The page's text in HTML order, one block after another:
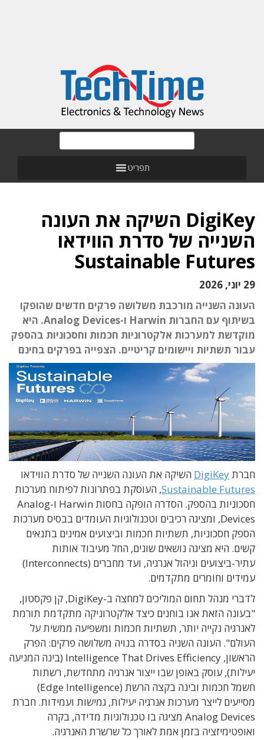
תפריט
DigiKey השיקה את העונה
השנייה של סדרת הווידאו
Sustainable Futures
29 יוני, 2026
העונה השנייה מורכבת משלושה פרקים חדשים שהופקו
בשיתוף עם החברות Harwin ו-Analog Devices. היא
מוקדשת למערכות אלקטרוניות חכמות וחסכוניות בהספק
עבור תשתיות ויישומים קריטיים. הצפייה בפרקים בחינם
חברת DigiKey השיקה את העונה השנייה של סדרת הווידאו
Sustainable Futures, העוסקת בפתרונות לפיתוח מערכות
חסכוניות בהספק. הסדרה הופקה בחסות Harwin ו-Analog
Devices, ומציגה רכיבים וטכנולוגיות העומדים בבסיס מערכות
הספק חסכוניות, תשתיות חכמות וביצועים אמינים בתנאים
קשים. היא מציגה נושאים שונים, החל מעיבוד אותות
עתיר-ביצועים וניהול אנרגיה, ועד מחברים (Interconnects)
עמידים וחומרים מתקדמים.
לדברי מנהל תחום המוליכים למחצה ב-DigiKey, קן פקסטון,
"בעונה הזאת אנו בוחנים כיצד אלקטרוניקה מתקדמת תורמת
לאנרגיה נקייה יותר, תשתיות חכמות ומשפיעה ממשית על
העולם". העונה השניה בסדרה בנויה משלושה פרקים: הפרק
הראשון, Intelligence That Drives Efficiency (בינה המניעה
יעילות), עוסק באופן שבו ייצור אנרגיה מתחדשת, רשתות
חשמל חכמות ובינה בקצה הרשת (Edge Intelligence)
מסייעים לייצר מערכות אנרגיה יעילות, גמישות ועמידות. חברת
Analog Devices מציגה בו טכנולוגיות מדידה, בקרה
ואופטימיזציה בזמן אמת לאורך כל שרשרת האנרגיה.